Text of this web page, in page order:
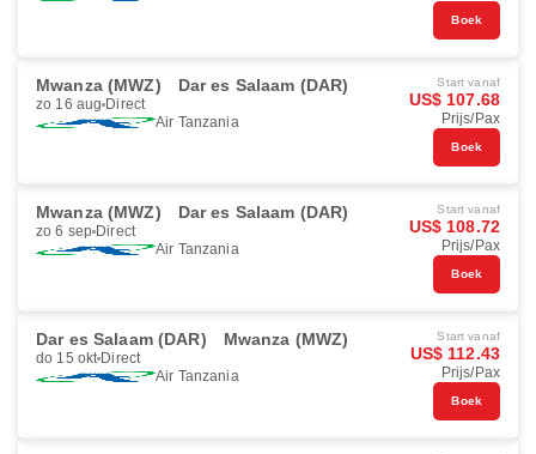
Boek
Mwanza (MWZ) Dar es Salaam (DAR)
zo 16 aug Direct
Air Tanzania
Start vanaf
US$ 107.68
Prijs/Pax
Boek
Mwanza (MWZ) Dar es Salaam (DAR)
zo 6 sep Direct
Air Tanzania
Start vanaf
US$ 108.72
Prijs/Pax
Boek
Dar es Salaam (DAR) Mwanza (MWZ)
do 15 okt Direct
Air Tanzania
Start vanaf
US$ 112.43
Prijs/Pax
Boek